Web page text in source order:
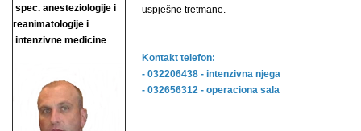
spec. anesteziologije i
reanimatologije i
intenzivne medicine
uspješne tretmane.
Kontakt telefon:
- 032206438 - intenzivna njega
- 032656312 - operaciona sala